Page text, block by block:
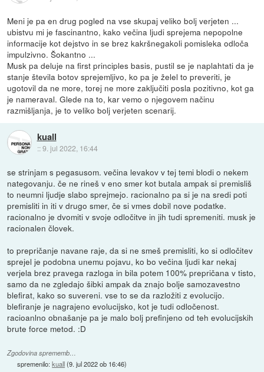
Meni je pa en drug pogled na vse skupaj veliko bolj verjeten ...
ubistvu mi je fascinantno, kako večina ljudi sprejema nepopolne
informacije kot dejstvo in se brez kakršnegakoli pomisleka odloča
impulzivno. Šokantno ...
Musk pa deluje na first principles basis, pustil se je naplahtati da je
stanje števila botov sprejemljivo, ko pa je želel to preveriti, je
ugotovil da ne more, torej ne more zaključiti posla pozitivno, kot ga
je nameraval. Glede na to, kar vemo o njegovem načinu
razmišljanja, je to veliko bolj verjeten scenarij.
kuall
::9. jul 2022, 16:44
se strinjam s pegasusom. večina levakov v tej temi blodi o nekem
nategovanju. če ne rineš v eno smer kot butala ampak si premisliš
to neumni ljudje slabo sprejmejo. racionalno pa si je na sredi poti
premisliti in iti v drugo smer, če si vmes dobil nove podatke.
racionalno je dvomiti v svoje odločitve in jih tudi spremeniti. musk je
racionalen človek.
to prepričanje navane raje, da si ne smeš premisliti, ko si odločitev
sprejel je podobna unemu pojavu, ko bo večina ljudi kar nekaj
verjela brez pravega razloga in bila potem 100% prepričana v tisto,
samo da ne zgledajo šibki ampak da znajo bolje samozavestno
blefirat, kako so suvereni. vse to se da razložiti z evolucijo.
blefiranje je nagrajeno evolucijsko, kot je tudi odločenost.
racioanlno obnašanje pa je malo bolj prefinjeno od teh evolucijskih
brute force metod. :D
Zgodovina sprememb…
spremenilo:kuall(9. jul 2022 ob 16:46)